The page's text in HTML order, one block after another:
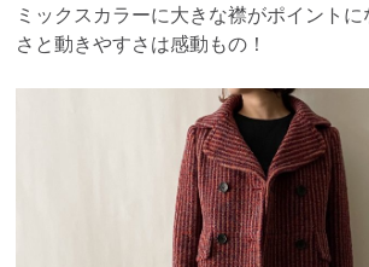
ミックスカラーに大きな襟がポイント
さと動きやすさは感動もの！